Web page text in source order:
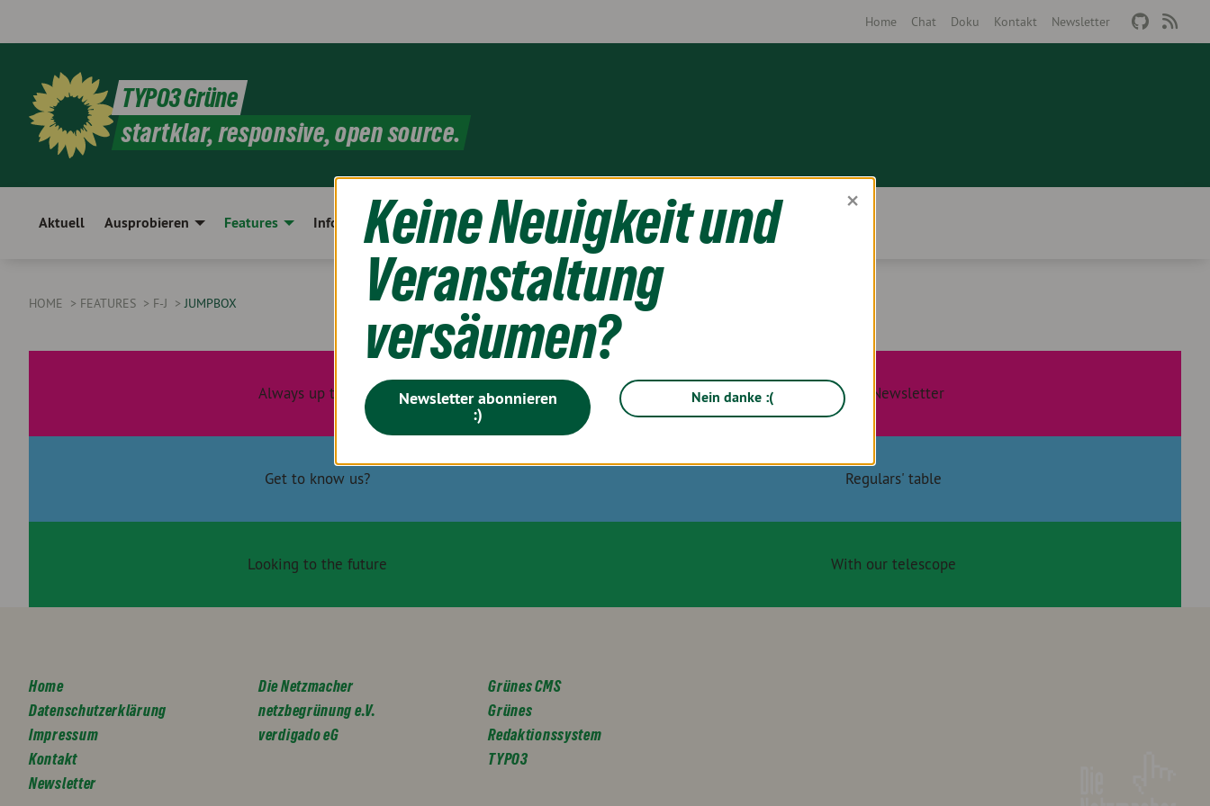
Home Chat Doku Kontakt Newsletter
TYPO3 Grüne
startklar, responsive, open source.
Aktuell Ausprobieren Features Infos Shop Themes
HOME FEATURES F-J JUMPBOX
Always up to date Our Newsletter
Get to know us? Regulars' table
Looking to the future With our telescope
Home
Datenschutzerklärung
Impressum
Kontakt
Newsletter
Die Netzmacher
netzbegrünung e.V.
verdigado eG
Grünes CMS
Grünes
Redaktionssystem
TYPO3
Keine Neuigkeit und
Veranstaltung
versäumen?
Newsletter abonnieren
:)
Nein danke :(
×